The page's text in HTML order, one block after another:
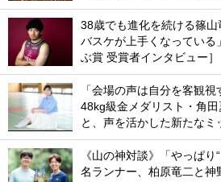
38歳でも進化を続ける篠
バスケが上手くなってい
ぶ賞 受賞者インタビュー］
「会場の声は自分を客観
48kg級金メダリスト・角
と、声を活かした新たなミ
《山の神対談》「やっぱ
名ランナー、柏原竜二と神